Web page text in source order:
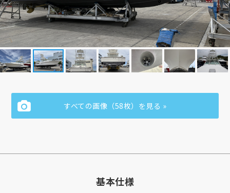
すべての画像（58枚）を見る »
基本仕様